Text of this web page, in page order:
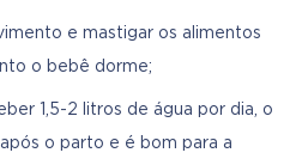
e mastigar os alimentos
o bebê dorme;
1,5-2 litros de água por dia, o
o parto e é bom para a